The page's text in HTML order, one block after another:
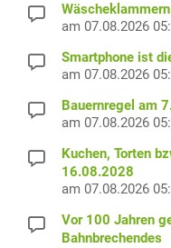
am 07.08.2026
Smartphone ist
am 07.08.2026
Bauernregel am
am 07.08.2026
Kuchen, Torten
16.08.2028
am 07.08.2026
Vor 100 Jahren
Bahnbrechendes